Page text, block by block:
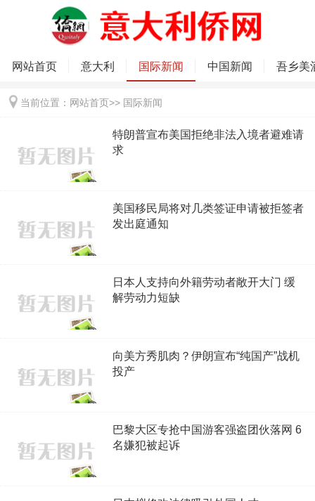
网站首页 意大利 国际新闻 中国新闻 吾乡美
当前位置： 网站首页>> 国际新闻
特朗普宣布美国拒绝非法入境者避难请
求
美国移民局将对几类签证申请被拒签者
发出庭通知
日本人支持向外籍劳动者敞开大门 缓
解劳动力短缺
向美方秀肌肉？伊朗宣布“纯国产”战机
投产
巴黎大区专抢中国游客强盗团伙落网 6
名嫌犯被起诉